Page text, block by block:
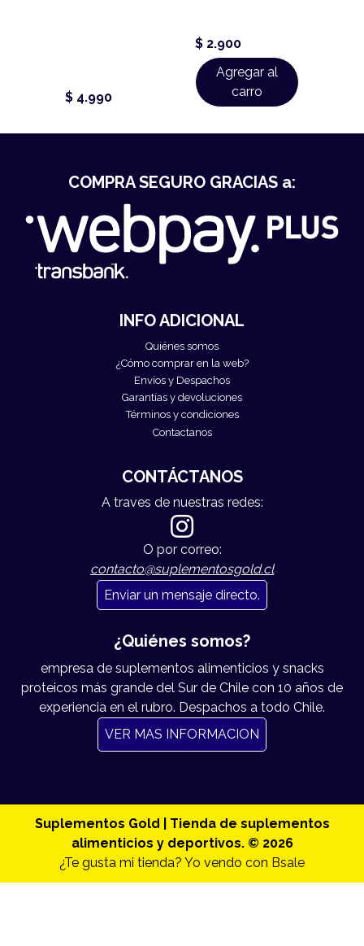
$ 4.990
$ 2.900
Agregar al
carro
INFO ADICIONAL
Quiénes somos
¿Cómo comprar en la web?
Envíos y Despachos
Garantías y devoluciones
Términos y condiciones
Contactanos
COMPRA SEGURO GRACIAS a:
CONTÁCTANOS
A traves de nuestras redes:
O por correo:
contacto@suplementosgold.cl
Enviar un mensaje directo.
¿Quiénes somos?
empresa de suplementos alimenticios y snacks
proteicos más grande del Sur de Chile con 10 años de
experiencia en el rubro. Despachos a todo Chile.
VER MAS INFORMACION
Suplementos Gold | Tienda de suplementos
alimenticios y deportivos. © 2026
¿Te gusta mi tienda? Yo vendo con Bsale